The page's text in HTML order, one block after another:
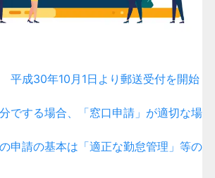
平成30年10月1日より郵送受付を開始
でする場合、「窓口申請」が適切な場
申請の基本は「適正な勤怠管理」等の